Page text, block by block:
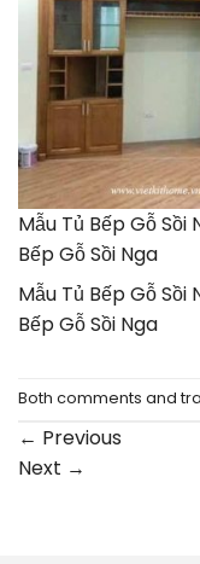
Mẫu Tủ Bếp Gỗ
Bếp Gỗ Sồi Nga
Mẫu Tủ Bếp Gỗ
Bếp Gỗ Sồi Nga
Both comments and
← Previous
Next →